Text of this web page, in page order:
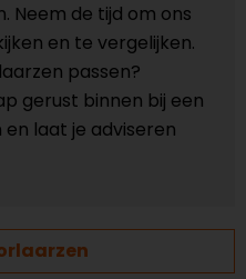
Neem de tijd om ons
en te vergelijken.
passen?
gerust binnen bij een
laat je adviseren